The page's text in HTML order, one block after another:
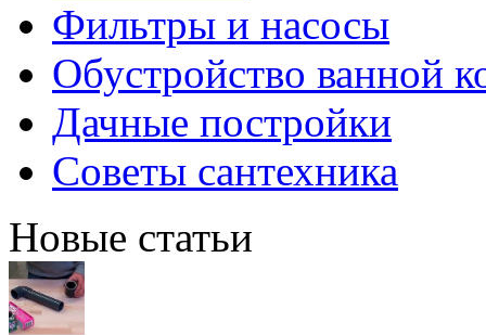
Фильтры и насосы
Обустройство ванной
Дачные постройки
Советы сантехника
Новые статьи